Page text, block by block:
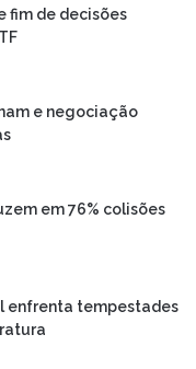
fim de decisões
e negociação
em 76% colisões
enfrenta tempestades